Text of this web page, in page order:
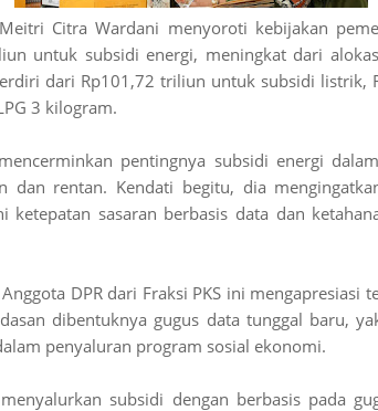
Citra Wardani menyoroti kebijakan
untuk subsidi energi, meningkat dari
dari Rp101,72 triliun untuk subsidi listrik,
3 kilogram.
pentingnya subsidi energi
dan rentan. Kendati begitu, dia
ketepatan sasaran berbasis data dan
DPR dari Fraksi PKS ini
dibentuknya gugus data tunggal baru,
penyaluran program sosial ekonomi.
subsidi dengan berbasis pada